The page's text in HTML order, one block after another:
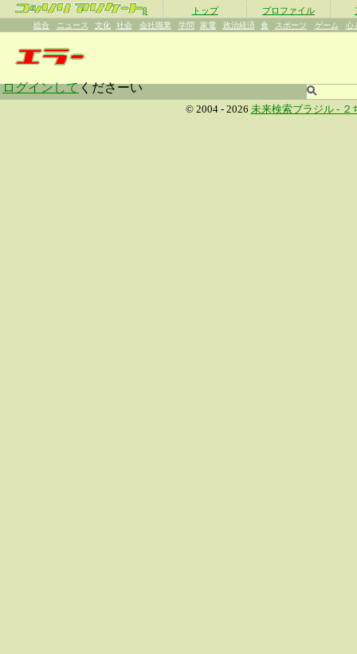
β トップ プロファイル
総合 ニュース 文化 社会 会社職業 学問 家電 政治経済 食 スポーツ ゲーム 心
ログインしてくださーい
© 2004 - 2026 未来検索ブラジル - ２